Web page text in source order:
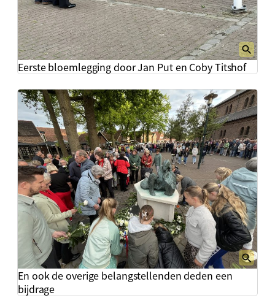
Eerste bloemlegging door Jan Put en Coby Titshof
En ook de overige belangstellenden deden een
bijdrage